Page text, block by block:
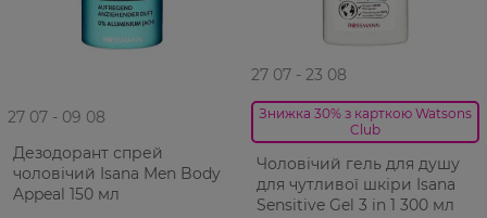
27 07 - 09 08
Дезодорант спрей
чоловічий Isana Men Body
Appeal 150 мл
27 07 - 23 08
Знижка 30% з карткою Watsons
Club
Чоловічий гель для душу
для чутливої шкіри Isana
Sensitive Gel 3 in 1 300 мл